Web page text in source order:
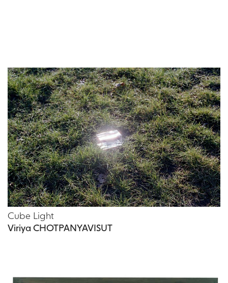
Cube Light
Viriya CHOTPANYAVISUT